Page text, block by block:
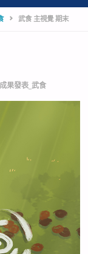
武食 主視覺 期末
果發表_武食